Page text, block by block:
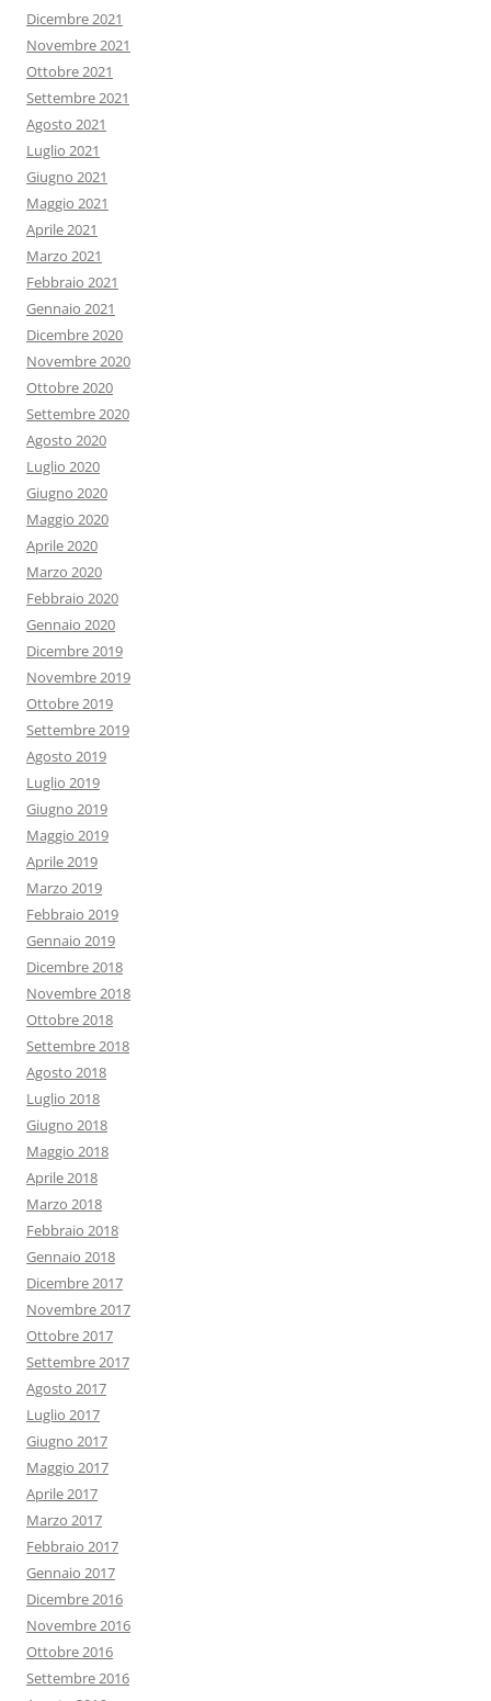
Dicembre 2021
Novembre 2021
Ottobre 2021
Settembre 2021
Agosto 2021
Luglio 2021
Giugno 2021
Maggio 2021
Aprile 2021
Marzo 2021
Febbraio 2021
Gennaio 2021
Dicembre 2020
Novembre 2020
Ottobre 2020
Settembre 2020
Agosto 2020
Luglio 2020
Giugno 2020
Maggio 2020
Aprile 2020
Marzo 2020
Febbraio 2020
Gennaio 2020
Dicembre 2019
Novembre 2019
Ottobre 2019
Settembre 2019
Agosto 2019
Luglio 2019
Giugno 2019
Maggio 2019
Aprile 2019
Marzo 2019
Febbraio 2019
Gennaio 2019
Dicembre 2018
Novembre 2018
Ottobre 2018
Settembre 2018
Agosto 2018
Luglio 2018
Giugno 2018
Maggio 2018
Aprile 2018
Marzo 2018
Febbraio 2018
Gennaio 2018
Dicembre 2017
Novembre 2017
Ottobre 2017
Settembre 2017
Agosto 2017
Luglio 2017
Giugno 2017
Maggio 2017
Aprile 2017
Marzo 2017
Febbraio 2017
Gennaio 2017
Dicembre 2016
Novembre 2016
Ottobre 2016
Settembre 2016